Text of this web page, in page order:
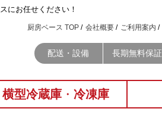
にお任せください！
厨房ベース TOP 会社概要 ご利用案内
配送・設備 長期無料保証
横型冷蔵庫 ・ 冷凍庫